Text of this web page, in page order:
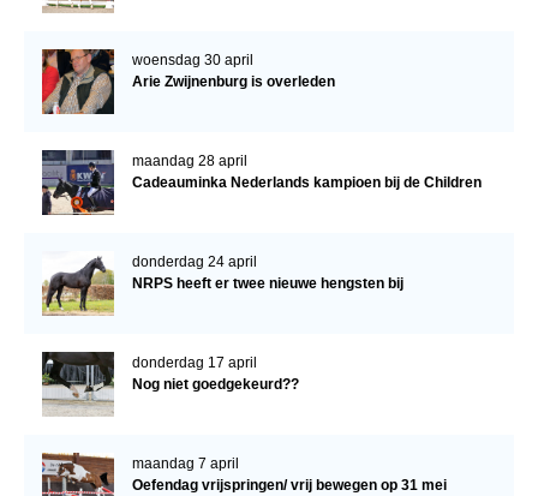
woensdag 30 april
Arie Zwijnenburg is overleden
maandag 28 april
Cadeauminka Nederlands kampioen bij de Children
donderdag 24 april
NRPS heeft er twee nieuwe hengsten bij
donderdag 17 april
Nog niet goedgekeurd??
maandag 7 april
Oefendag vrijspringen/ vrij bewegen op 31 mei